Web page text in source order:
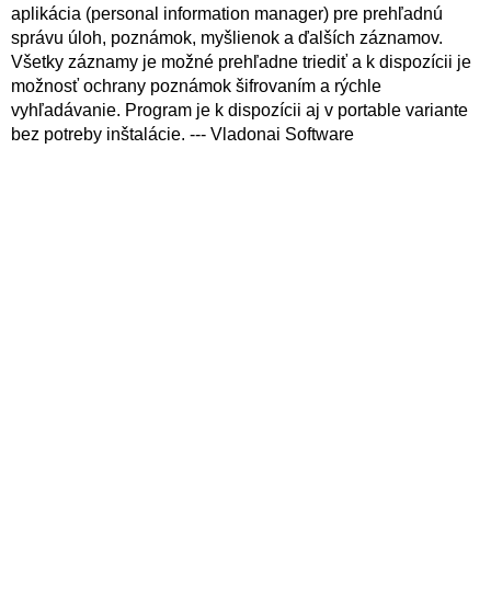
aplikácia (personal information manager) pre prehľadnú
správu úloh, poznámok, myšlienok a ďalších záznamov.
Všetky záznamy je možné prehľadne triediť a k dispozícii je
možnosť ochrany poznámok šifrovaním a rýchle
vyhľadávanie. Program je k dispozícii aj v portable variante
bez potreby inštalácie. --- Vladonai Software